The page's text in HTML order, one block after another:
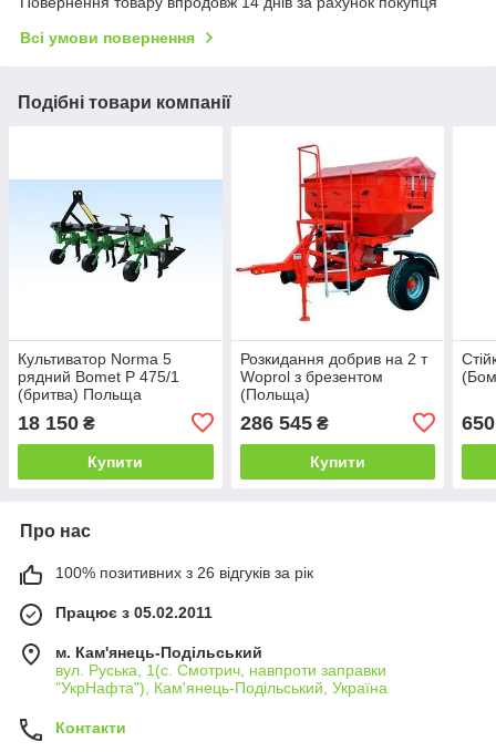
Всі умови повернення
Подібні товари компанії
Культиватор Norma 5
рядний Bomet P 475/1
(бритва) Польща
18 150 ₴
Купити
Розкидання добрив на 2 т
Woprol з брезентом
(Польща)
286 545₴
Купити
650
Про нас
100% позитивних з 26 відгуків за рік
Працює з 05.02.2011
м. Кам'янець-Подільський
вул. Руська, 1(с. Смотрич, навпроти заправки
"УкрНафта"), Кам'янець-Подільський, Україна
Контакти